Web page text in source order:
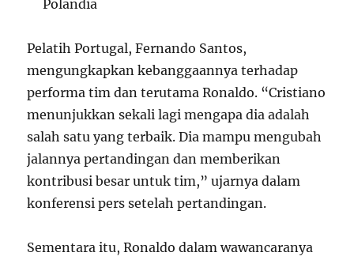
Polandia
Pelatih Portugal, Fernando Santos,
mengungkapkan kebanggaannya terhadap
performa tim dan terutama Ronaldo. “Cristiano
menunjukkan sekali lagi mengapa dia adalah
salah satu yang terbaik. Dia mampu mengubah
jalannya pertandingan dan memberikan
kontribusi besar untuk tim,” ujarnya dalam
konferensi pers setelah pertandingan.
Sementara itu, Ronaldo dalam wawancaranya